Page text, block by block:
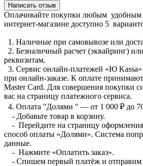
Написать отзыв
Оплачивайте покупки любым удобным
интернет-магазине доступно 5
1. Наличные при самовывозе или
2. Безналичный расчет (эквайринг)
реквизитам.
3. Сервис онлайн-платежей «Ю
при онлайн-заказе. К оплате
Master Card. Для совершения покупки
вас на страницу платежного сервиса.
4. Оплата "Долями " — от 1 000 ₽ до
- Добавьте товар в корзину.
- Перейдите на страницу оформления
способ оплаты «Долями». Система
данные.
- Нажмите «Оплатить заказ».
- Спишем первый платёж и отправим